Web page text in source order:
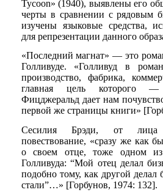
Tycoon» (1940), выявлены его
черты в сравнении с рядовым
изучены языковые средства,
для репрезентации данного
«Последний магнат» — это
Голливуде. «Голливуд в
производство, фабрика,
главная цель которого —
Фицджеральд дает нам
первой же страницы книги»
Сесилия Брэди, от лица
повествование, «сразу же как
о своем отце, тоже одном
Голливуда: “Мой отец делал
подобно тому, как другой делал
стали”…» [Горбунов, 1974: 132].